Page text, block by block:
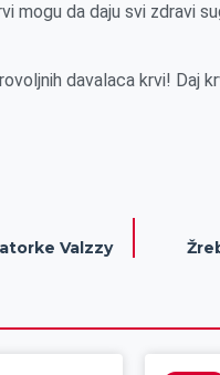
mogu da daju svi zdravi
davalaca krvi! Daj
Valzzy